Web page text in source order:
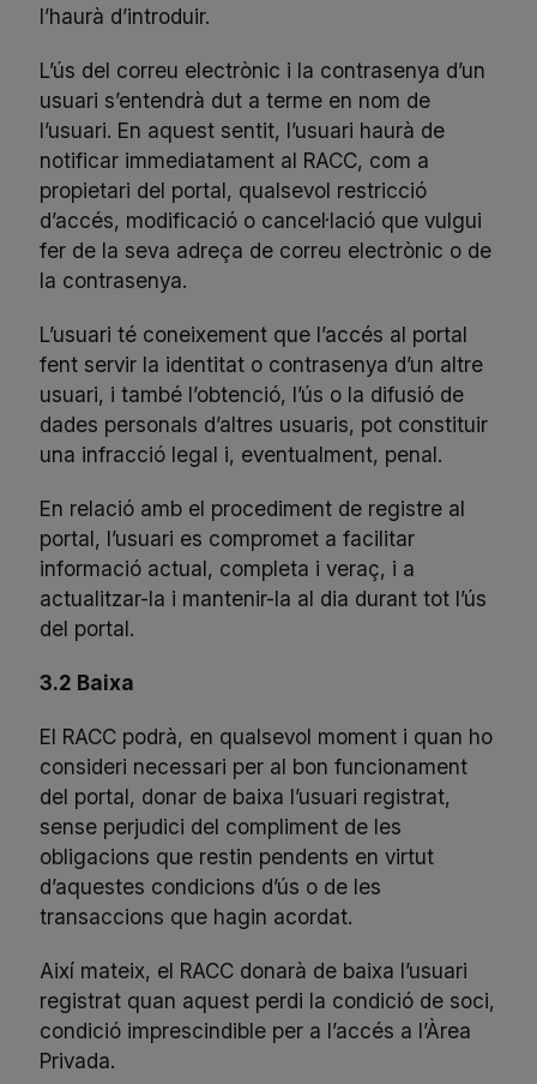
l’haurà d’introduir.
L’ús del correu electrònic i la contrasenya d’un
usuari s’entendrà dut a terme en nom de
l’usuari. En aquest sentit, l’usuari haurà de
notificar immediatament al RACC, com a
propietari del portal, qualsevol restricció
d’accés, modificació o cancel·lació que vulgui
fer de la seva adreça de correu electrònic o de
la contrasenya.
L’usuari té coneixement que l’accés al portal
fent servir la identitat o contrasenya d’un altre
usuari, i també l’obtenció, l’ús o la difusió de
dades personals d’altres usuaris, pot constituir
una infracció legal i, eventualment, penal.
En relació amb el procediment de registre al
portal, l’usuari es compromet a facilitar
informació actual, completa i veraç, i a
actualitzar-la i mantenir-la al dia durant tot l’ús
del portal.
3.2 Baixa
El RACC podrà, en qualsevol moment i quan ho
consideri necessari per al bon funcionament
del portal, donar de baixa l’usuari registrat,
sense perjudici del compliment de les
obligacions que restin pendents en virtut
d’aquestes condicions d’ús o de les
transaccions que hagin acordat.
Així mateix, el RACC donarà de baixa l’usuari
registrat quan aquest perdi la condició de soci,
condició imprescindible per a l’accés a l’Àrea
Privada.